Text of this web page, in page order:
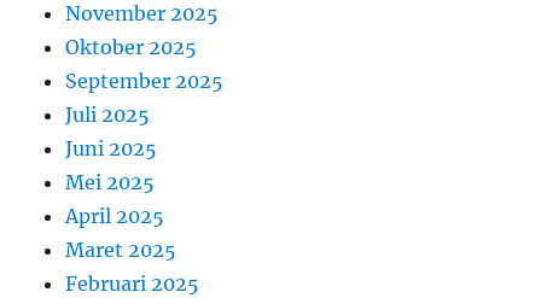
November 2025
Oktober 2025
September 2025
Juli 2025
Juni 2025
Mei 2025
April 2025
Maret 2025
Februari 2025